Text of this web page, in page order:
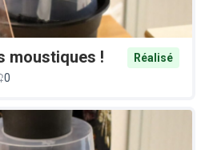
moustiques !
Réalisé
0